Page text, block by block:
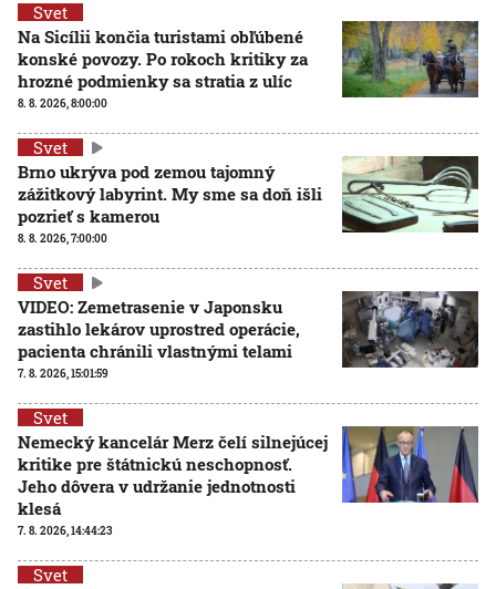
Svet
Na Sicílii končia turistami obľúbené
konské povozy. Po rokoch kritiky za
hrozné podmienky sa stratia z ulíc
8. 8. 2026, 8:00:00
Svet
Brno ukrýva pod zemou tajomný
zážitkový labyrint. My sme sa doň išli
pozrieť s kamerou
8. 8. 2026, 7:00:00
Svet
VIDEO: Zemetrasenie v Japonsku
zastihlo lekárov uprostred operácie,
pacienta chránili vlastnými telami
7. 8. 2026, 15:01:59
Svet
Nemecký kancelár Merz čelí silnejúcej
kritike pre štátnickú neschopnosť.
Jeho dôvera v udržanie jednotnosti
klesá
7. 8. 2026, 14:44:23
Svet